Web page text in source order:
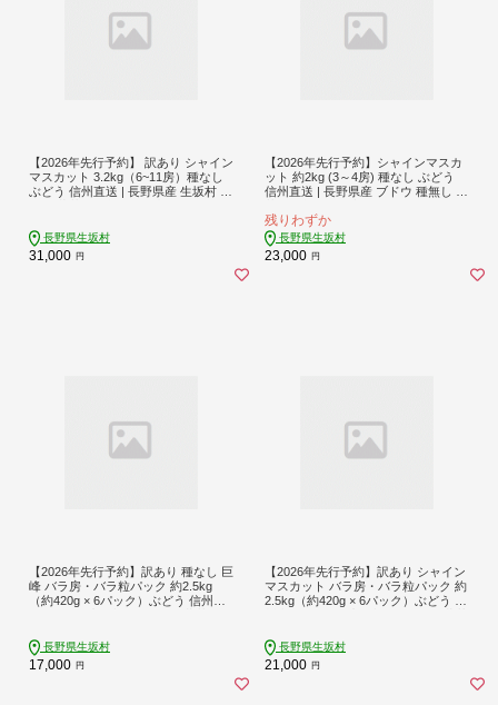
【2026年先行予約】 訳あり シャイン
マスカット 3.2kg（6~11房）種なし
ぶどう 信州直送 | 長野県産 生坂村 種
イチ]長野県生坂村
31,000 円
【2026年先行予約】シャインマスカ
ット 約2kg (3～4房) 種なし ぶどう
信州直送 | 長野県産 ブドウ 種無し 葡
送予定 | 長野県 生坂村 [まつもとぶど
う園]
残りわずか
長野県生坂村
23,000 円
【2026年先行予約】訳あり 種なし 巨
峰 バラ房・バラ粒パック 約2.5kg
（約420g × 6パック）ぶどう 信州直
予定 | 長野県 生坂村 [姫野農園]
長野県生坂村
17,000 円
【2026年先行予約】訳あり シャイン
マスカット バラ房・バラ粒パック 約
2.5kg（約420g × 6パック）ぶどう 信
送予定 | 長野県 生坂村 [姫野農園]
長野県生坂村
21,000 円